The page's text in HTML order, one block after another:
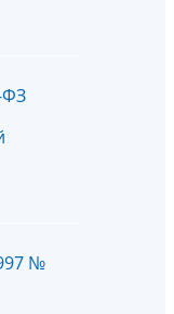
ФЗ
№